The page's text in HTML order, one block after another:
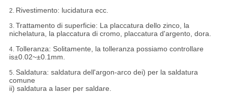
2. Rivestimento: lucidatura ecc.
3. Trattamento di superficie: La placcatura dello zinco, la
nichelatura, la placcatura di cromo, placcatura d'argento, dora.
4. Tolleranza: Solitamente, la tolleranza possiamo controllare
is±0.02~±0.1mm.
5. Saldatura: saldatura dell'argon-arco dei) per la saldatura
comune
ii) saldatura a laser per saldare.